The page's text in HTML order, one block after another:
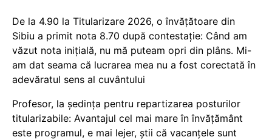
De la 4.90 la Titularizare 2026, o învățătoare din
Sibiu a primit nota 8.70 după contestație: Când am
văzut nota inițială, nu mă puteam opri din plâns. Mi-
am dat seama că lucrarea mea nu a fost corectată în
adevăratul sens al cuvântului
Profesor, la ședința pentru repartizarea posturilor
titularizabile: Avantajul cel mai mare în învățământ
este programul, e mai lejer, știi că vacanțele sunt